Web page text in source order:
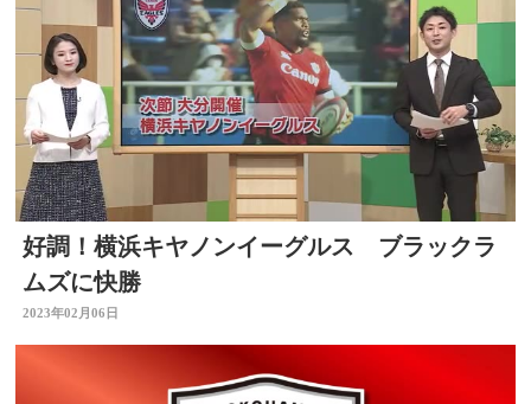
好調！横浜キヤノンイーグルス ブラックラ
ムズに快勝
2023年02月06日